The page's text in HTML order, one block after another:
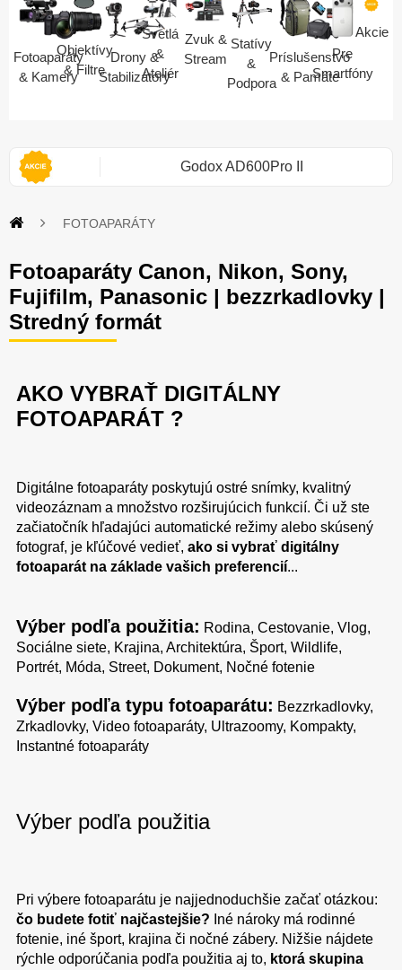
Fotoaparáty
& Kamery
Objektívy
& Filtre
Drony &
Stabilizátory
Svetlá
&
Ateliér
Zvuk &
Stream
Statívy
&
Podpora
Príslušenstvo
& Pamäte
Pre
Smartfóny
Akcie
II Zo smartfónu fotoaparát
FOTOAPARÁTY
Fotoaparáty Canon, Nikon, Sony,
Fujifilm, Panasonic | bezzrkadlovky |
Stredný formát
AKO VYBRAŤ DIGITÁLNY
FOTOAPARÁT ?
Digitálne fotoaparáty poskytujú ostré snímky, kvalitný
videozáznam a množstvo rozširujúcich funkcií. Či už ste
začiatočník hľadajúci automatické režimy alebo skúsený
fotograf, je kľúčové vedieť, ako si vybrať digitálny
fotoaparát na základe vašich preferencií...
Výber podľa použitia: Rodina, Cestovanie, Vlog,
Sociálne siete, Krajina, Architektúra, Šport, Wildlife,
Portrét, Móda, Street, Dokument, Nočné fotenie
Výber podľa typu fotoaparátu: Bezzrkadlovky,
Zrkadlovky, Video fotoaparáty, Ultrazoomy, Kompakty,
Instantné fotoaparáty
Výber podľa použitia
Pri výbere fotoaparátu je najjednoduchšie začať otázkou:
čo budete fotiť najčastejšie? Iné nároky má rodinné
fotenie, iné šport, krajina či nočné zábery. Nižšie nájdete
rýchle odporúčania podľa použitia aj to, ktorá skupina